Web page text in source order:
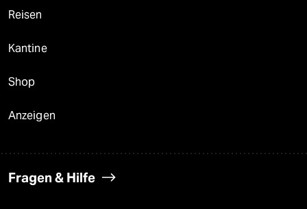
Reisen
Kantine
Shop
Anzeigen
Fragen & Hilfe